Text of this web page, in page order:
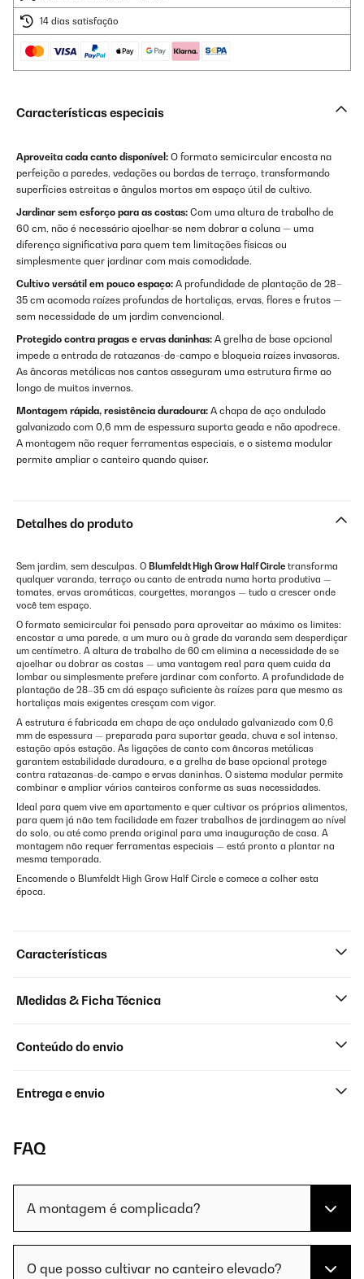
14 dias satisfação
Características especiais
Aproveita cada canto disponível: O formato semicircular encosta na
perfeição a paredes, vedações ou bordas de terraço, transformando
superfícies estreitas e ângulos mortos em espaço útil de cultivo.
Jardinar sem esforço para as costas: Com uma altura de trabalho de
60 cm, não é necessário ajoelhar-se nem dobrar a coluna — uma
diferença significativa para quem tem limitações físicas ou
simplesmente quer jardinar com mais comodidade.
Cultivo versátil em pouco espaço: A profundidade de plantação de 28–
35 cm acomoda raízes profundas de hortaliças, ervas, flores e frutos —
sem necessidade de um jardim convencional.
Protegido contra pragas e ervas daninhas: A grelha de base opcional
impede a entrada de ratazanas-de-campo e bloqueia raízes invasoras.
As âncoras metálicas nos cantos asseguram uma estrutura firme ao
longo de muitos invernos.
Montagem rápida, resistência duradoura: A chapa de aço ondulado
galvanizado com 0,6 mm de espessura suporta geada e não apodrece.
A montagem não requer ferramentas especiais, e o sistema modular
permite ampliar o canteiro quando quiser.
Detalhes do produto
Sem jardim, sem desculpas. O Blumfeldt High Grow Half Circle transforma
qualquer varanda, terraço ou canto de entrada numa horta produtiva —
tomates, ervas aromáticas, courgettes, morangos — tudo a crescer onde
você tem espaço.
O formato semicircular foi pensado para aproveitar ao máximo os limites:
encostar a uma parede, a um muro ou à grade da varanda sem desperdiçar
um centímetro. A altura de trabalho de 60 cm elimina a necessidade de se
ajoelhar ou dobrar as costas — uma vantagem real para quem cuida da
lombar ou simplesmente prefere jardinar com conforto. A profundidade de
plantação de 28–35 cm dá espaço suficiente às raízes para que mesmo as
hortaliças mais exigentes cresçam com vigor.
A estrutura é fabricada em chapa de aço ondulado galvanizado com 0,6
mm de espessura — preparada para suportar geada, chuva e sol intenso,
estação após estação. As ligações de canto com âncoras metálicas
garantem estabilidade duradoura, e a grelha de base opcional protege
contra ratazanas-de-campo e ervas daninhas. O sistema modular permite
combinar e ampliar vários canteiros conforme as suas necessidades.
Ideal para quem vive em apartamento e quer cultivar os próprios alimentos,
para quem já não tem facilidade em fazer trabalhos de jardinagem ao nível
do solo, ou até como prenda original para uma inauguração de casa. A
montagem não requer ferramentas especiais — está pronto a plantar na
mesma temporada.
Encomende o Blumfeldt High Grow Half Circle e comece a colher esta
época.
Características
Medidas & Ficha Técnica
Conteúdo do envio
Entrega e envio
FAQ
A montagem é complicada?
O que posso cultivar no canteiro elevado?